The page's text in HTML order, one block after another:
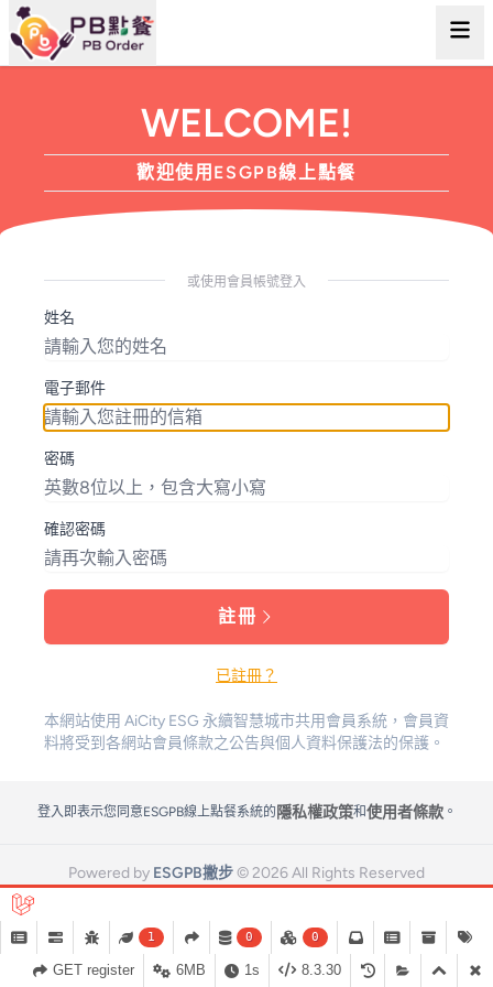
WELCOME!
歡迎使用ESGPB線上點餐
或使用會員帳號登入
姓名
電子郵件
密碼
確認密碼
註冊
已註冊？
本網站使用 AiCity ESG 永續智慧城市共用會員系統，會員資
料將受到各網站會員條款之公告與個人資料保護法的保護。
登入即表示您同意ESGPB線上點餐系統的 隱私權政策和使用者條款。
Powered by ESGPB撇步© 2026 All Rights Reserved
1 0 0
8.3.30
1s
6MB
GET register